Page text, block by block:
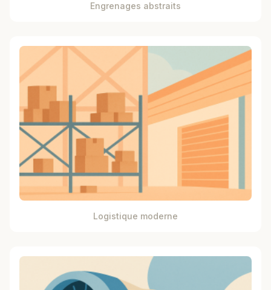
Engrenages abstraits
Logistique moderne